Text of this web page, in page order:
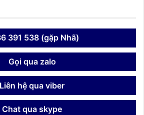
391 538 (gặp Nhã)
Gọi qua zalo
Liên hệ qua viber
Chat qua skype